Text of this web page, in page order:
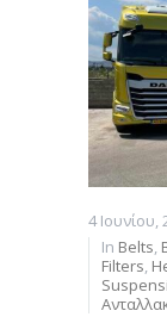
4 Ιουνίου,
In Belts,
Filters,